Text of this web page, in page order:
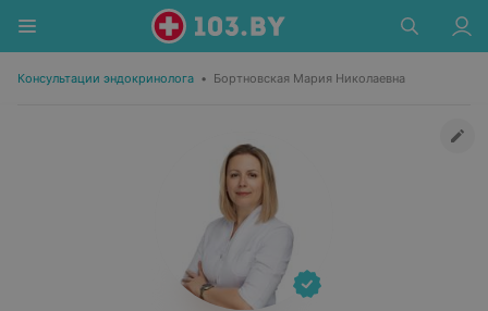
Консультации эндокринолога • Бортновская Мария Николаевна